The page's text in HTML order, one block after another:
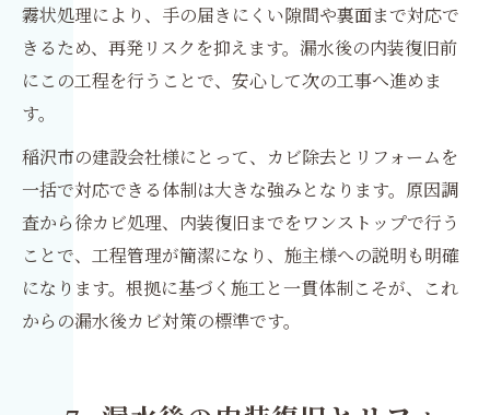
霧状処理により、手の届きにくい隙間や裏面まで対応で
きるため、再発リスクを抑えます。漏水後の内装復旧前
にこの工程を行うことで、安心して次の工事へ進めま
す。
稲沢市の建設会社様にとって、カビ除去とリフォームを
一括で対応できる体制は大きな強みとなります。原因調
査から徐カビ処理、内装復旧までをワンストップで行う
ことで、工程管理が簡潔になり、施主様への説明も明確
になります。根拠に基づく施工と一貫体制こそが、これ
からの漏水後カビ対策の標準です。